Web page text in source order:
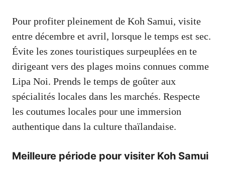
Pour profiter pleinement de Koh Samui, visite
entre décembre et avril, lorsque le temps est sec.
Évite les zones touristiques surpeuplées en te
dirigeant vers des plages moins connues comme
Lipa Noi. Prends le temps de goûter aux
spécialités locales dans les marchés. Respecte
les coutumes locales pour une immersion
authentique dans la culture thaïlandaise.
Meilleure période pour visiter Koh Samui